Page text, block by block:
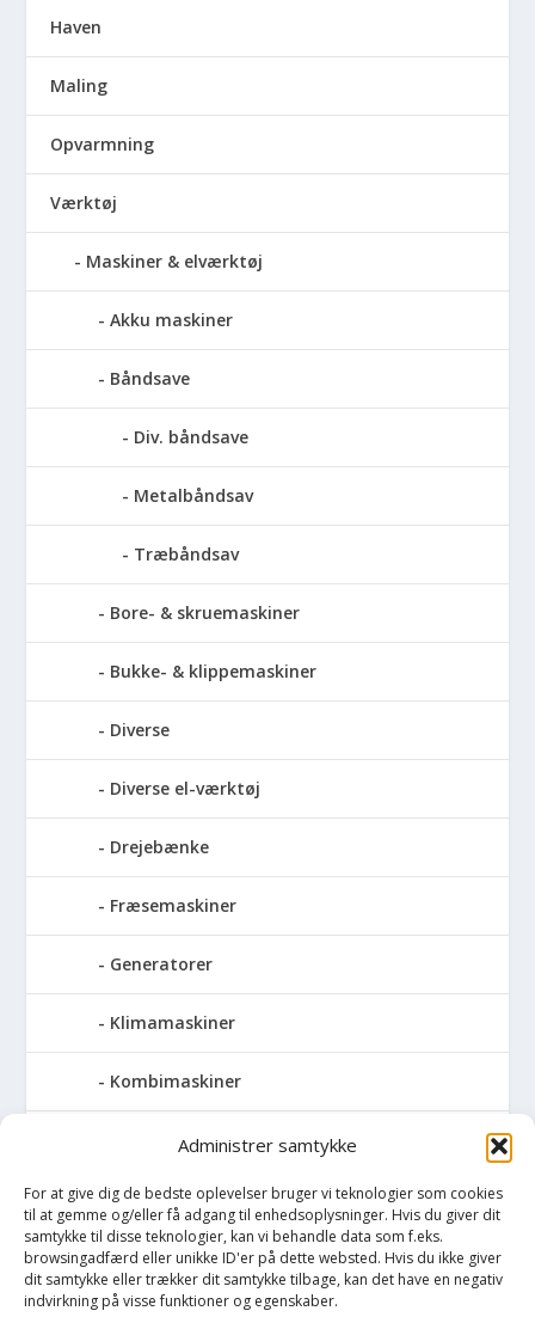
Administrer samtykke
For at give dig de bedste oplevelser bruger vi teknologier som cookies
til at gemme og/eller få adgang til enhedsoplysninger. Hvis du giver dit
samtykke til disse teknologier, kan vi behandle data som f.eks.
browsingadfærd eller unikke ID'er på dette websted. Hvis du ikke giver
dit samtykke eller trækker dit samtykke tilbage, kan det have en negativ
indvirkning på visse funktioner og egenskaber.
Haven
Maling
Opvarmning
Værktøj
Maskiner & elværktøj
Akku maskiner
Båndsave
Div. båndsave
Metalbåndsav
Træbåndsav
Bore- & skruemaskiner
Bukke- & klippemaskiner
Diverse
Diverse el-værktøj
Drejebænke
Fræsemaskiner
Generatorer
Klimamaskiner
Kombimaskiner
Kompressor
Pressemaskiner
Save